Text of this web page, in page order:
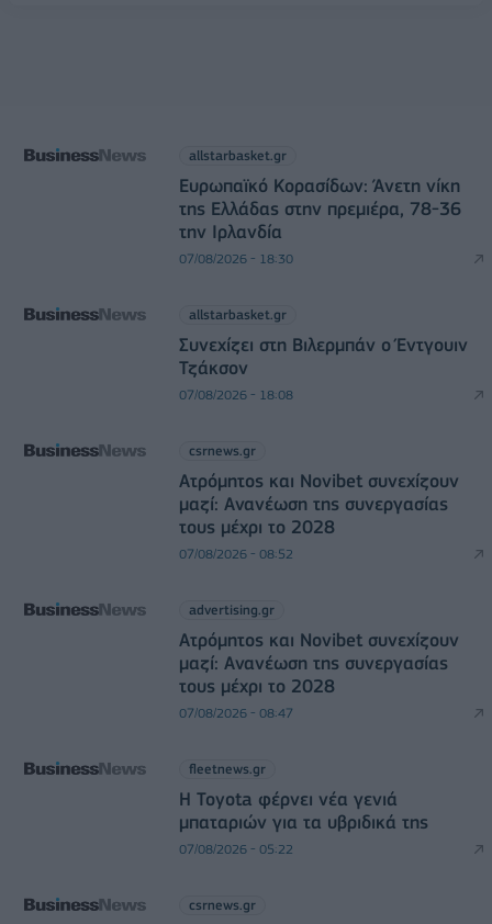
allstarbasket.gr
Ευρωπαϊκό Κορασίδων: Άνετη νίκη
της Ελλάδας στην πρεμιέρα, 78-36
την Ιρλανδία
07/08/2026 - 18:30
allstarbasket.gr
Συνεχίζει στη Βιλερμπάν ο Έντγουιν
Τζάκσον
07/08/2026 - 18:08
csrnews.gr
Ατρόμητος και Novibet συνεχίζουν
μαζί: Ανανέωση της συνεργασίας
τους μέχρι το 2028
07/08/2026 - 08:52
advertising.gr
Ατρόμητος και Novibet συνεχίζουν
μαζί: Ανανέωση της συνεργασίας
τους μέχρι το 2028
07/08/2026 - 08:47
fleetnews.gr
Η Toyota φέρνει νέα γενιά
μπαταριών για τα υβριδικά της
07/08/2026 - 05:22
csrnews.gr